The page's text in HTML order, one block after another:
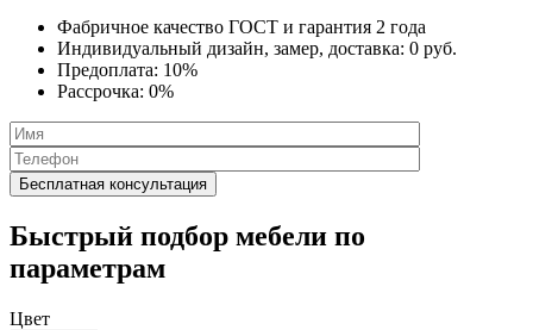
Фабричное качество ГОСТ и гарантия 2 года
Индивидуальный дизайн, замер, доставка: 0 руб.
Предоплата: 10%
Рассрочка: 0%
Быстрый подбор мебели по
параметрам
Цвет